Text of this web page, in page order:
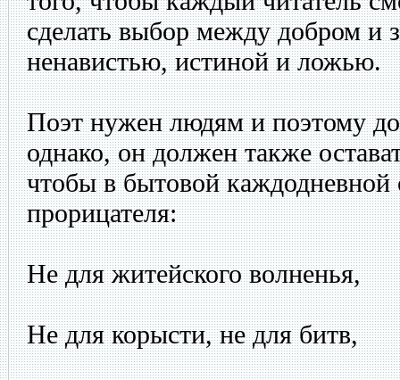
сделать выбор между добром и
ненавистью, истиной и ложью.
Поэт нужен людям и поэтому
однако, он должен также
чтобы в бытовой каждодневной
прорицателя:
Не для житейского волненья,
Не для корысти, не для битв,